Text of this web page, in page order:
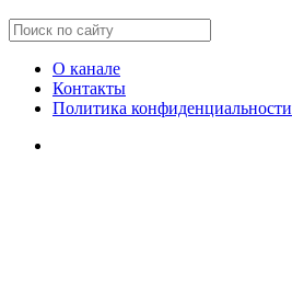
О канале
Контакты
Политика конфиденциальности